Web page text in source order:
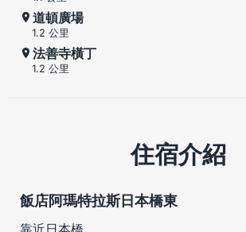
道頓廣場
1.2 公里
法善寺橫丁
1.2 公里
住宿介紹
飯店阿瑪特拉斯日本橋東
靠近日本橋